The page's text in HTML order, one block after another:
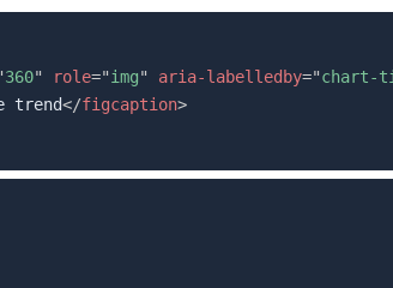
360" role="img" aria-labelledby="chart-
trend</figcaption>